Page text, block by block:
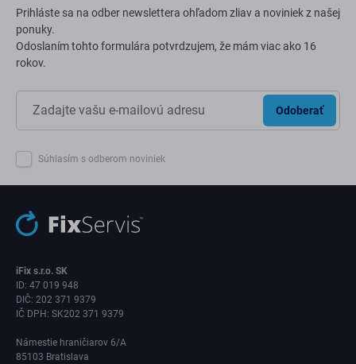
Prihláste sa na odber newslettera ohľadom zliav a noviniek z našej
ponuky.
Odoslaním tohto formulára potvrdzujem, že mám viac ako 16
rokov.
Odoberať
Súhlasím s odberom noviniek
iFix s.r.o. SK
ID: 47 019 948
DIČ: 202 371 9379
IČ DPH: SK202 371 9379
Námestie hraničiarov 6/A
85103 Bratislava